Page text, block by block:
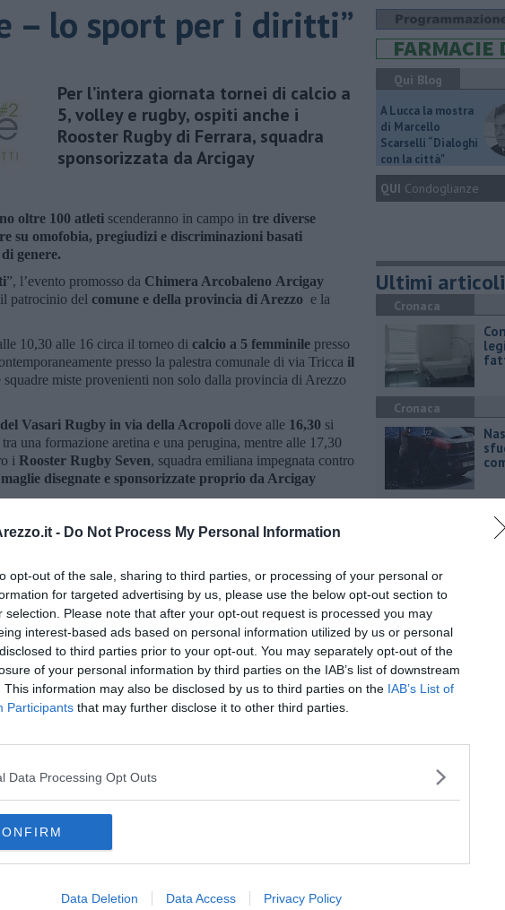
- Do Not Process My Personal Information
opt-out of the sale, sharing to third parties, or processing of your personal or
for targeted advertising by us, please use the below opt-out section to
selection. Please note that after your opt-out request is processed you may
interest-based ads based on personal information utilized by us or personal
to third parties prior to your opt-out. You may separately opt-out of the
of your personal information by third parties on the IAB’s list of downstream
This information may also be disclosed by us to third parties on the IAB’s List of
Participants that may further disclose it to other third parties.
Data Processing Opt Outs
Data Deletion Data Access Privacy Policy
– lo sport per i diritti”
Per l’intera giornata tornei di calcio a
5, volley e rugby, ospiti anche i
Rooster Rugby di Ferrara, squadra
sponsorizzata da Arcigay
oltre 100 atleti scenderanno in campo in tre diverse
su omofobia, pregiudizi e discriminazioni basati
genere.
”, l’evento promosso da Chimera Arcobaleno Arcigay
patrocinio del comune e della provincia di Arezzo e la
10,30 alle 16 circa il torneo di calcio a 5 femminile presso
presso la palestra comunale di via Tricca il
squadre miste provenienti non solo dalla provincia di Arezzo
del Vasari Rugby in via della Acropoli dove alle 16,30 si
tra una formazione aretina e una perugina, mentre alle 17,30
i Rooster Rugby Seven, squadra emiliana impegnata contro
maglie disegnate e sponsorizzate proprio da Arcigay
iscriviti allaNewsletter QUInews - ToscanaMedia.
nella tua casella di posta.
arcigay omofobia orientamento sessuale
identità di genere
di arezzo vasari pallavolo
Qui Blog
A Lucca la mostra
di Marcello
Scarselli “Dialoghi
con la città"
QUI Condoglianze
Ultimi articoli
Cronaca
Cronaca
Attualità
RUBRICHE
IL NETWORK